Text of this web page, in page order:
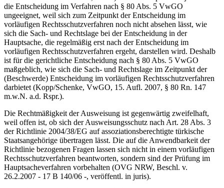
die Entscheidung im Verfahren nach § 80 Abs. 5 VwGO
ungeeignet, weil sich zum Zeitpunkt der Entscheidung im
vorläufigen Rechtsschutzverfahren noch nicht absehen lässt, wie
sich die Sach- und Rechtslage bei der Entscheidung in der
Hauptsache, die regelmäßig erst nach der Entscheidung im
vorläufigen Rechtsschutzverfahren ergeht, darstellen wird. Deshalb
ist für die gerichtliche Entscheidung nach § 80 Abs. 5 VwGO
maßgeblich, wie sich die Sach- und Rechtslage im Zeitpunkt der
(Beschwerde) Entscheidung im vorläufigen Rechtsschutzverfahren
darbietet (Kopp/Schenke, VwGO, 15. Aufl. 2007, § 80 Rn. 147
m.w.N. a.d. Rspr.).
Die Rechtmäßigkeit der Ausweisung ist gegenwärtig zweifelhaft,
weil offen ist, ob sich der Ausweisungsschutz nach Art. 28 Abs. 3
der Richtlinie 2004/38/EG auf assoziationsberechtigte türkische
Staatsangehörige übertragen lässt. Die auf die Anwendbarkeit der
Richtlinie bezogenen Fragen lassen sich nicht in einem vorläufigen
Rechtsschutzverfahren beantworten, sondern sind der Prüfung im
Hauptsacheverfahren vorbehalten (OVG NRW, Beschl. v.
26.2.2007 - 17 B 140/06 -, veröffentl. in juris).